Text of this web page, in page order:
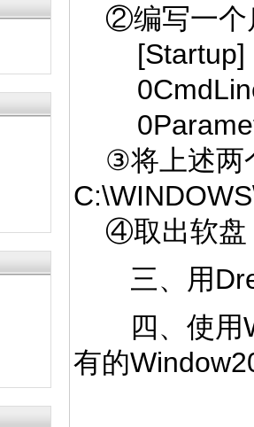
②编写一个
[Startup]
③将上述两
④取出软盘
三、用
四、使用
有的